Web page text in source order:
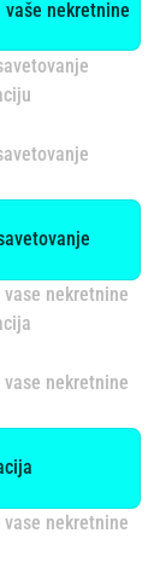
nekretnine
nekretnine
nekretnine
nekretnine